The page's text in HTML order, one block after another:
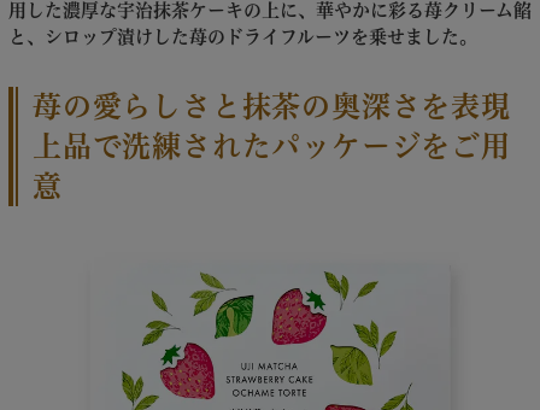
用した濃厚な宇治抹茶ケーキの上に、華やかに彩る苺クリーム餡
と、シロップ漬けした苺のドライフルーツを乗せました。
苺の愛らしさと抹茶の奥深さを表現
上品で洗練されたパッケージをご用
意